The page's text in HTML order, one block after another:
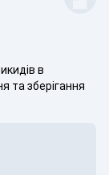
в
та зберігання